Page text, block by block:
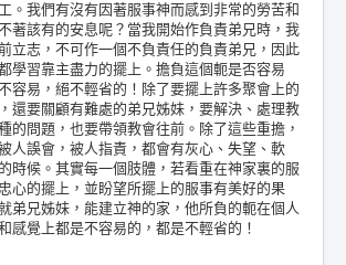
。我們有沒有因著服事神而感到非常的勞苦和
著該有的安息呢？當我開始作負責弟兄時，我
立志，不可作一個不負責任的負責弟兄，因此
學習靠主盡力的擺上。擔負這個軛是否容易
容易，絕不輕省的！除了要擺上許多聚會上的
還要關顧有難處的弟兄姊妹，要解決、處理教
的問題，也要帶領教會往前。除了這些重擔，
人誤會，被人指責，都會有灰心、失望、軟
時候。其實每一個肢體，若看重在神家裏的服
心的擺上，並盼望所擺上的服事有美好的果
弟兄姊妹，能建立神的家，他所負的軛在個人
感覺上都是不容易的，都是不輕省的！